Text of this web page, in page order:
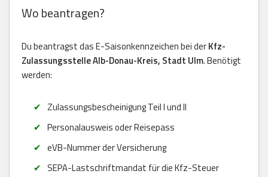
Wo beantragen?
Du beantragst das E-Saisonkennzeichen bei derKfz-
Zulassungsstelle Alb-Donau-Kreis, Stadt Ulm. Benötigt
werden:
Zulassungsbescheinigung Teil I und II
Personalausweis oder Reisepass
eVB-Nummer der Versicherung
SEPA-Lastschriftmandat für die Kfz-Steuer